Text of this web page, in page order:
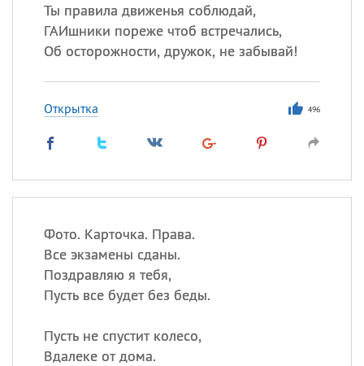
Ты правила движенья соблюдай,
ГАИшники пореже чтоб встречались,
Об осторожности, дружок, не забывай!
Открытка 496
Фото. Карточка. Права.
Все экзамены сданы.
Поздравляю я тебя,
Пусть все будет без беды.
Пусть не спустит колесо,
Вдалеке от дома.